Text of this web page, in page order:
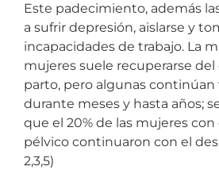
Este padecimiento, además
a sufrir depresión, aislarse y
incapacidades de trabajo. La
mujeres suele recuperarse
parto, pero algunas
durante meses y hasta años;
que el 20% de las mujeres
pélvico continuaron con el
2,3,5)